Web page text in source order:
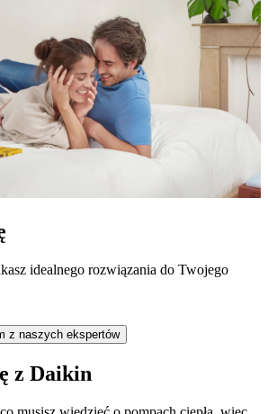
idealnego rozwiązania do Twojego
z naszych ekspertów
z Daikin